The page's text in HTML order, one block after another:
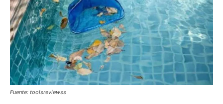
Fuente: toolsreviewss